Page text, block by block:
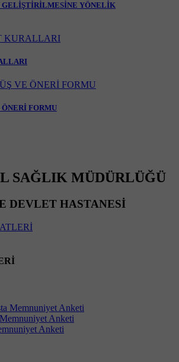
GELİŞTİRİLMESİNE YÖNELİK
ÖNERİ FORMU
SAĞLIK MÜDÜRLÜĞÜ
DEVLET HASTANESİ
Memnuniyet Anketi
Anketi
Anketi